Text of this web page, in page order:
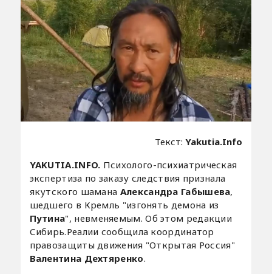
Текст:Yakutia.Info
YAKUTIA.INFO. Психолого-психиатрическая
экспертиза по заказу следствия признала
якутского шамана Александра Габышева,
шедшего в Кремль "изгонять демона из
Путина", невменяемым. Об этом редакции
Сибирь.Реалии сообщила координатор
правозащиты движения "Открытая Россия"
Валентина Дехтяренко.